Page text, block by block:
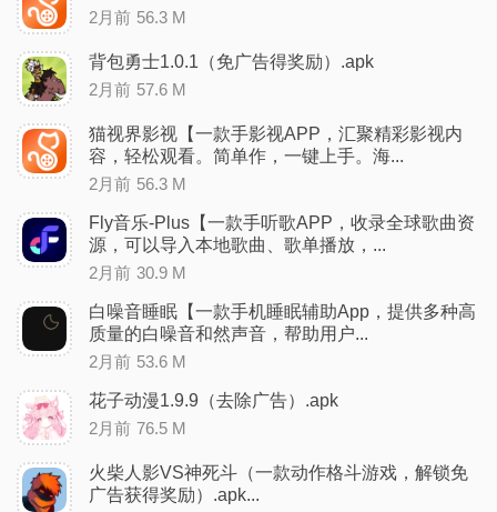
2月前 56.3 M
背包勇士1.0.1（免广告得奖励）.apk
2月前 57.6 M
猫视界影视【一款手影视APP，汇聚精彩影视内
容，轻松观看。简单作，一键上手。海...
2月前 56.3 M
Fly音乐-Plus【一款手听歌APP，收录全球歌曲资
源，可以导入本地歌曲、歌单播放，...
2月前 30.9 M
白噪音睡眠【一款手机睡眠辅助App，提供多种高
质量的白噪音和然声音，帮助用户...
2月前 53.6 M
花子动漫1.9.9（去除广告）.apk
2月前 76.5 M
火柴人影VS神死斗（一款动作格斗游戏，解锁免
广告获得奖励）.apk...